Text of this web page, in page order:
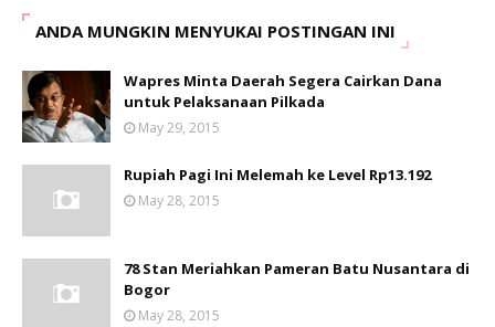
ANDA MUNGKIN MENYUKAI POSTINGAN INI
Wapres Minta Daerah Segera Cairkan Dana
untuk Pelaksanaan Pilkada
May 29, 2015
Rupiah Pagi Ini Melemah ke Level Rp13.192
May 28, 2015
78 Stan Meriahkan Pameran Batu Nusantara di
Bogor
May 28, 2015